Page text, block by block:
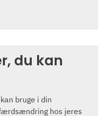
du kan
bruge i din
hos jeres